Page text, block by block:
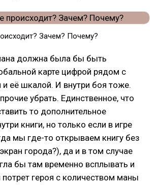
Зачем? Почему?
должна была бы быть
карте цифрой рядом с
и её шкалой. И внутри боя тоже.
убрать. Единственное, что
то дополнительное
книги, но только если в игре
мы где-то открываем книгу без
города?), да и в том случае
бы там временно всплывать и
потрет героя с количеством маны